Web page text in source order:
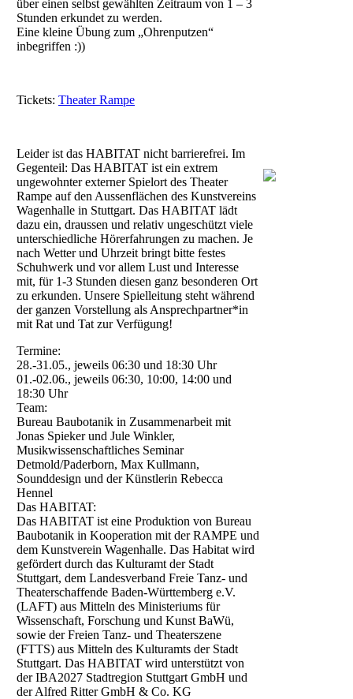
über einen selbst gewählten Zeitraum von 1 – 3
Stunden erkundet zu werden.
Eine kleine Übung zum „Ohrenputzen“
inbegriffen :))
Tickets: Theater Rampe
Leider ist das HABITAT nicht barrierefrei. Im
Gegenteil: Das HABITAT ist ein extrem
ungewohnter externer Spielort des Theater
Rampe auf den Aussenflächen des Kunstvereins
Wagenhalle in Stuttgart. Das HABITAT lädt
dazu ein, draussen und relativ ungeschützt viele
unterschiedliche Hörerfahrungen zu machen. Je
nach Wetter und Uhrzeit bringt bitte festes
Schuhwerk und vor allem Lust und Interesse
mit, für 1-3 Stunden diesen ganz besonderen Ort
zu erkunden. Unsere Spielleitung steht während
der ganzen Vorstellung als Ansprechpartner*in
mit Rat und Tat zur Verfügung!
Termine:
28.-31.05., jeweils 06:30 und 18:30 Uhr
01.-02.06., jeweils 06:30, 10:00, 14:00 und
18:30 Uhr
Team:
Bureau Baubotanik in Zusammenarbeit mit
Jonas Spieker und Jule Winkler,
Musikwissenschaftliches Seminar
Detmold/Paderborn, Max Kullmann,
Sounddesign und der Künstlerin Rebecca
Hennel
Das HABITAT:
Das HABITAT ist eine Produktion von Bureau
Baubotanik in Kooperation mit der RAMPE und
dem Kunstverein Wagenhalle. Das Habitat wird
gefördert durch das Kulturamt der Stadt
Stuttgart, dem Landesverband Freie Tanz- und
Theaterschaffende Baden-Württemberg e.V.
(LAFT) aus Mitteln des Ministeriums für
Wissenschaft, Forschung und Kunst BaWü,
sowie der Freien Tanz- und Theaterszene
(FTTS) aus Mitteln des Kulturamts der Stadt
Stuttgart. Das HABITAT wird unterstützt von
der IBA2027 Stadtregion Stuttgart GmbH und
der Alfred Ritter GmbH & Co. KG